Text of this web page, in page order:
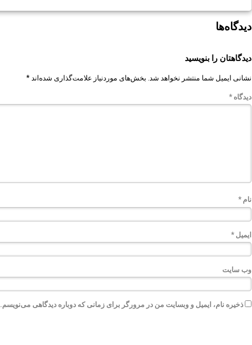
دیدگاه‌ها
دیدگاهتان را بنویسید
نشانی ایمیل شما منتشر نخواهد شد. بخش‌های موردنیاز علامت‌گذاری شده‌اند *
دیدگاه*
نام*
ایمیل*
وب‌ سایت
ذخیره نام، ایمیل و وبسایت من در مرورگر برای زمانی که دوباره دیدگاهی می‌نویسم.